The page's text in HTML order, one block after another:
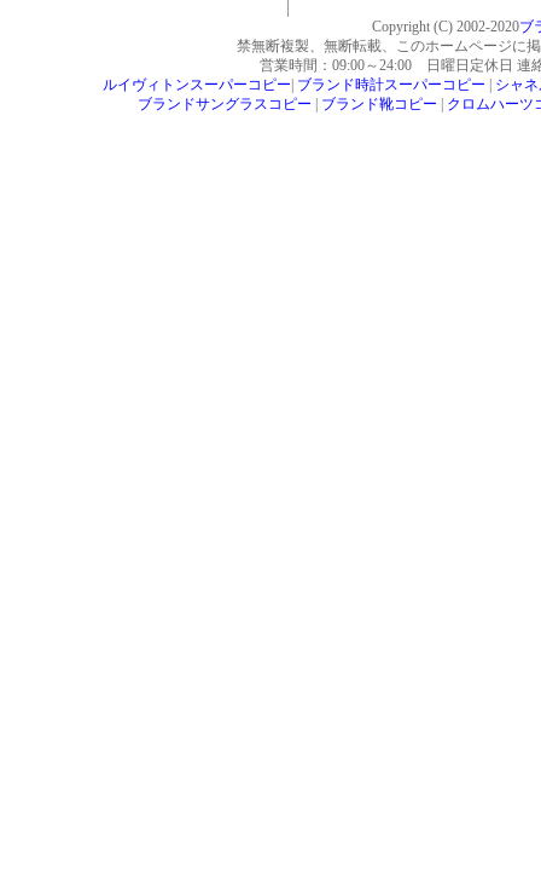
Copyright (C) 2002-2020ブ
禁無断複製、無断転載、このホームページに
営業時間：09:00～24:00 日曜日定休日 連
ルイヴィトンスーパーコピー ブランド時計スーパーコピー
シャ
ブランドサングラスコピー
ブランド靴コピー クロムハーツ